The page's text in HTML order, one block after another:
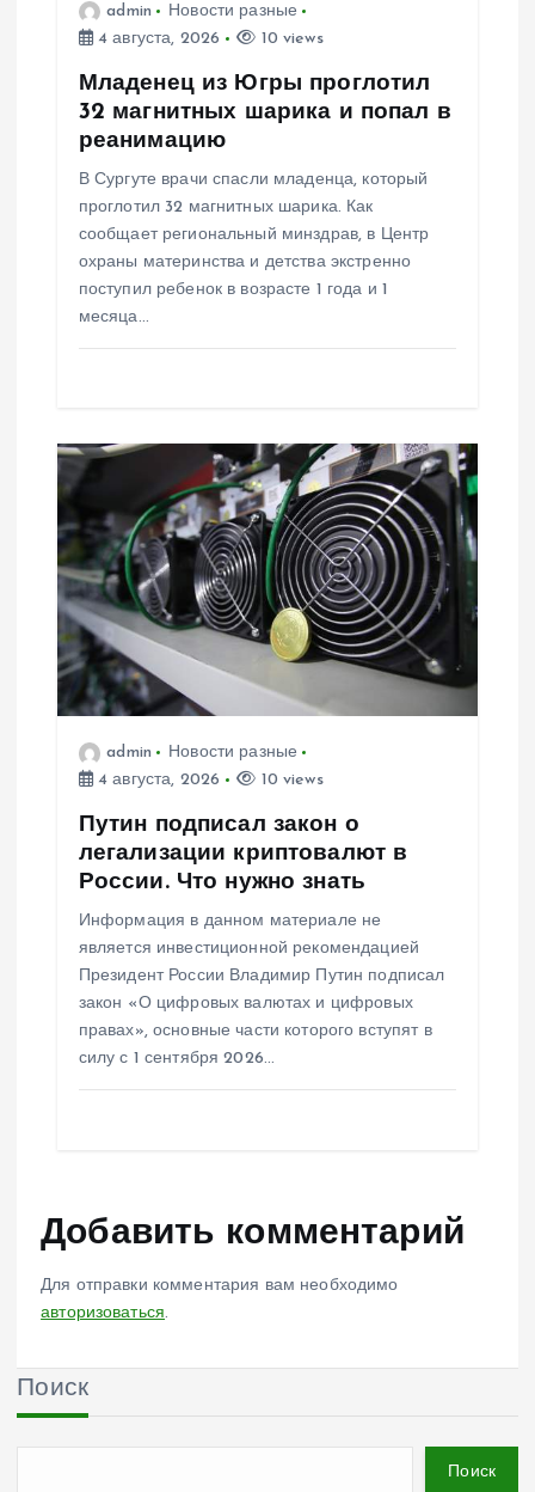
admin
Новости разные
4 августа, 2026
10 views
Младенец из Югры проглотил
32 магнитных шарика и попал в
реанимацию
В Сургуте врачи спасли младенца, который
проглотил 32 магнитных шарика. Как
сообщает региональный минздрав, в Центр
охраны материнства и детства экстренно
поступил ребенок в возрасте 1 года и 1
месяца…
admin
Новости разные
4 августа, 2026
10 views
Путин подписал закон о
легализации криптовалют в
России. Что нужно знать
Информация в данном материале не
является инвестиционной рекомендацией
Президент России Владимир Путин подписал
закон «О цифровых валютах и цифровых
правах», основные части которого вступят в
силу с 1 сентября 2026…
Добавить комментарий
Для отправки комментария вам необходимо
авторизоваться.
Поиск
Поиск